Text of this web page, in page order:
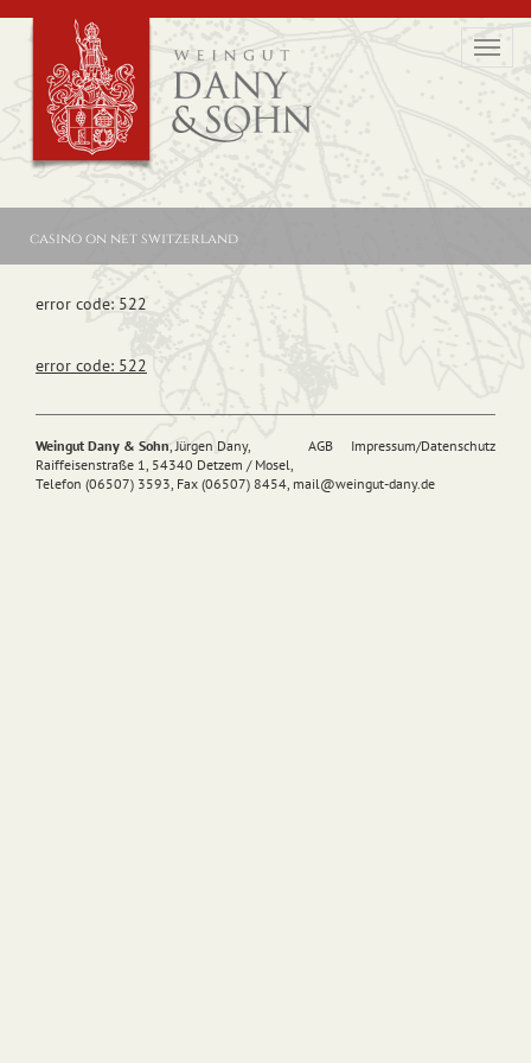
casino on net switzerland
error code: 522
error code: 522
AGB Impressum/Datenschutz
Weingut Dany & Sohn, Jürgen Dany,
Raiffeisenstraße 1, 54340 Detzem / Mosel,
Telefon (06507) 3593, Fax (06507) 8454, mail@weingut-dany.de